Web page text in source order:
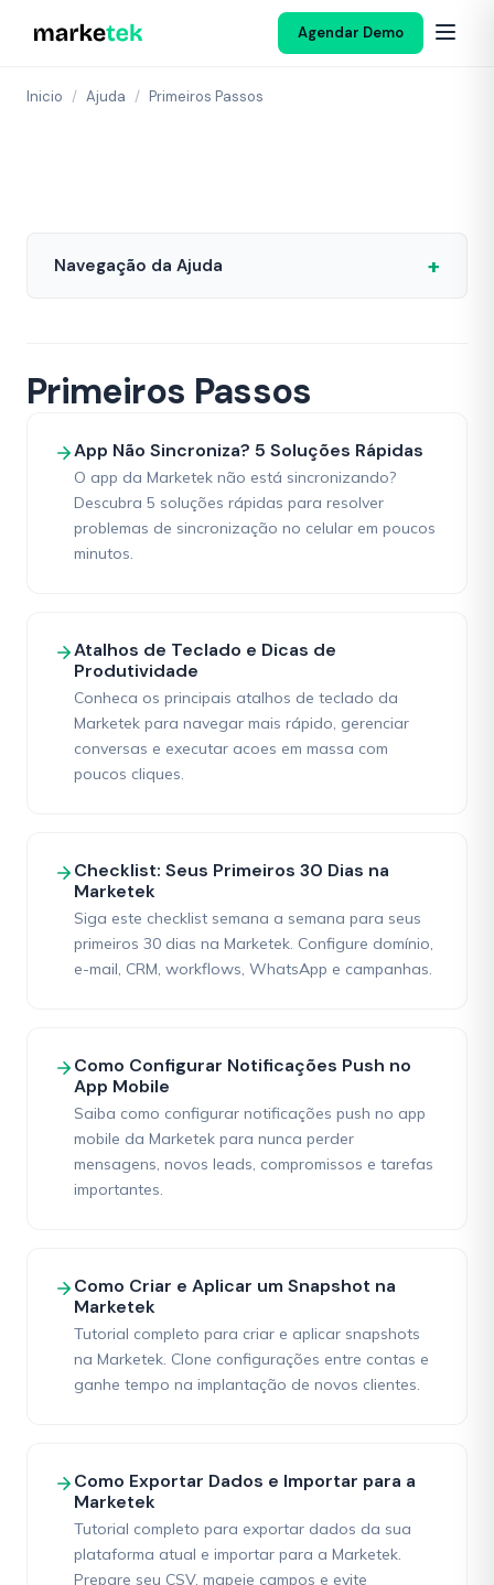
Agendar Demo
Inicio / Ajuda / Primeiros Passos
Navegação da Ajuda +
Primeiros Passos
App Não Sincroniza? 5 Soluções Rápidas
O app da Marketek não está sincronizando?
Descubra 5 soluções rápidas para resolver
problemas de sincronização no celular em poucos
minutos.
Atalhos de Teclado e Dicas de
Produtividade
Conheca os principais atalhos de teclado da
Marketek para navegar mais rápido, gerenciar
conversas e executar acoes em massa com
poucos cliques.
Checklist: Seus Primeiros 30 Dias na
Marketek
Siga este checklist semana a semana para seus
primeiros 30 dias na Marketek. Configure domínio,
e-mail, CRM, workflows, WhatsApp e campanhas.
Como Configurar Notificações Push no
App Mobile
Saiba como configurar notificações push no app
mobile da Marketek para nunca perder
mensagens, novos leads, compromissos e tarefas
importantes.
Como Criar e Aplicar um Snapshot na
Marketek
Tutorial completo para criar e aplicar snapshots
na Marketek. Clone configurações entre contas e
ganhe tempo na implantação de novos clientes.
Como Exportar Dados e Importar para a
Marketek
Tutorial completo para exportar dados da sua
plataforma atual e importar para a Marketek.
Prepare seu CSV, mapeie campos e evite